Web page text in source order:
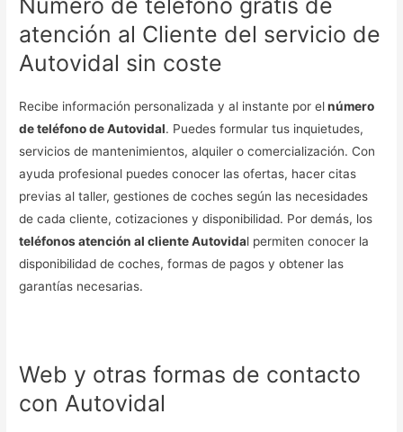
Número de teléfono gratis de
atención al Cliente del servicio de
Autovidal sin coste
Recibe información personalizada y al instante por elnúmero
de teléfono de Autovidal. Puedes formular tus inquietudes,
servicios de mantenimientos, alquiler o comercialización. Con
ayuda profesional puedes conocer las ofertas, hacer citas
previas al taller, gestiones de coches según las necesidades
de cada cliente, cotizaciones y disponibilidad. Por demás, los
teléfonos atención al cliente Autovidal permiten conocer la
disponibilidad de coches, formas de pagos y obtener las
garantías necesarias.
Web y otras formas de contacto
con Autovidal